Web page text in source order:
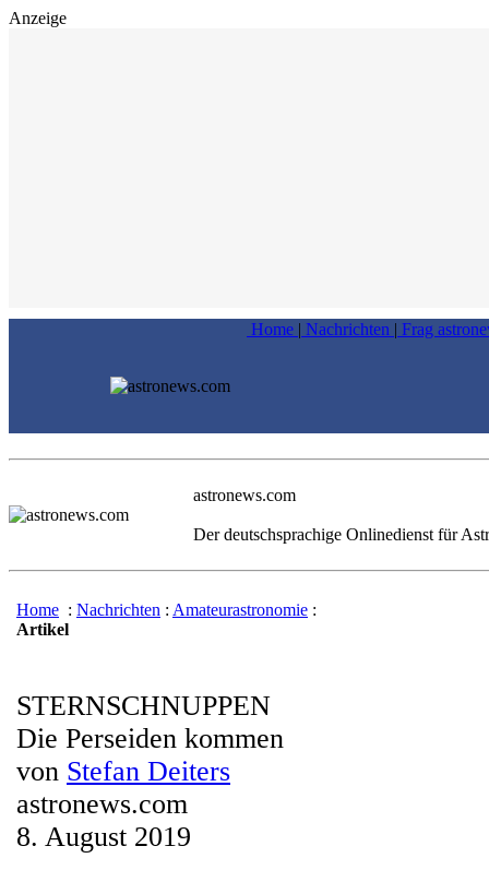
Anzeige
Home | Nachrichten | Frag
astronews.com
Der deutschsprachige Onlinedienst für
Home : Nachrichten : Amateurastronomie :
Artikel
STERNSCHNUPPEN
Die Perseiden kommen
von Stefan Deiters
astronews.com
8. August 2019